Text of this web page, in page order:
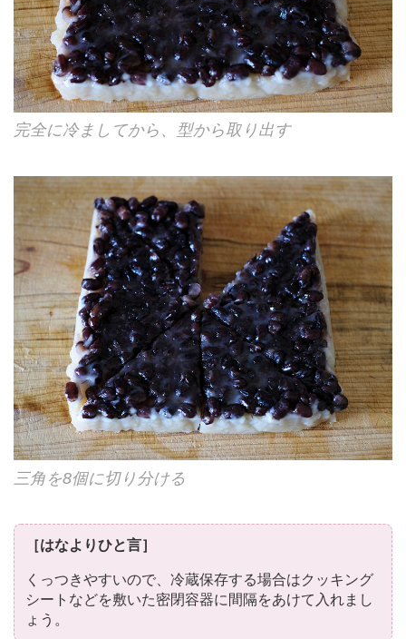
完全に冷ましてから、型から取り出す
三角を8個に切り分ける
［はなよりひと言］
くっつきやすいので、冷蔵保存する場合はクッキング
シートなどを敷いた密閉容器に間隔をあけて入れまし
ょう。